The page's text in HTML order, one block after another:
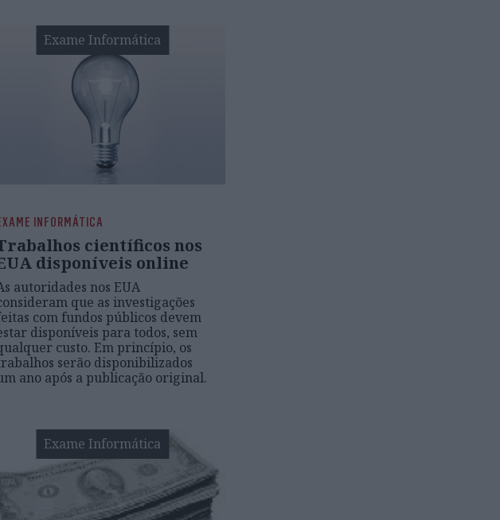
Exame Informática
INFORMÁTICA
científicos nos
disponíveis online
autoridades nos EUA
que as investigações
com fundos públicos devem
disponíveis para todos, sem
custo. Em princípio, os
serão disponibilizados
ano após a publicação original.
Exame Informática